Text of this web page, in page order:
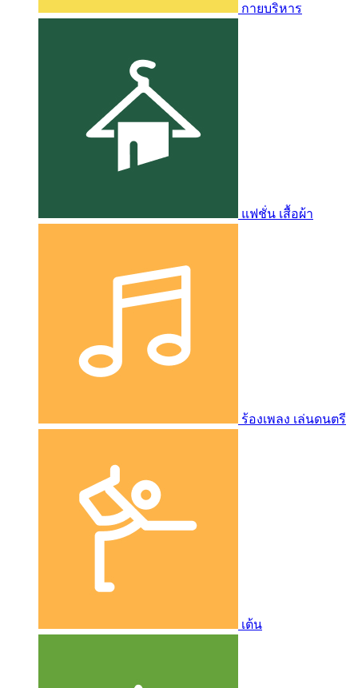
กายบริหาร
แฟชั่น เสื้อผ้า
ร้องเพลง เล่นดนตรี
เต้น